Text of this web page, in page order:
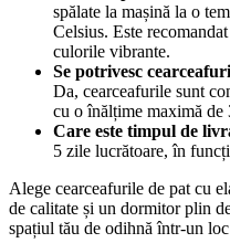
spălate la mașină la o
Celsius. Este
culorile vibrante.
Se potrivesc
Da, cearceafurile sunt
cu o înălțime maximă de
Care este timpul de
5 zile lucrătoare, în
Alege cearceafurile de pat cu
de calitate și un dormitor plin
spațiul tău de odihnă într-un